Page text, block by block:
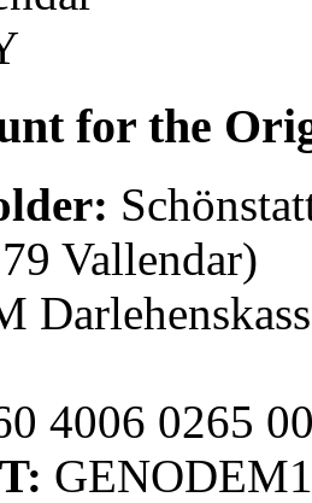
for the
Vallendar)
4006 0265